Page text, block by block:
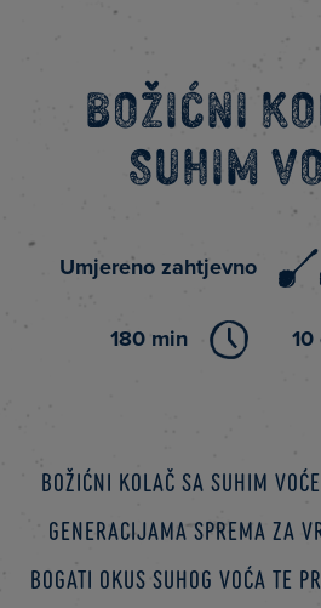
Božićni
suhim
Umjereno zahtjevno
180 min 10
Božićni kolač sa suhim
generacijama sprema za
bogati okus suhog voća te